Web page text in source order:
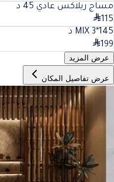
مساج ريلاكس عادي 45 د
115
MIX 3*145
د
199
عرض المزيد
عرض تفاصيل المكان